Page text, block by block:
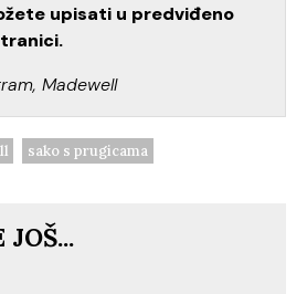
upisati u predviđeno
Madewell
sako s prugicama
JOŠ...